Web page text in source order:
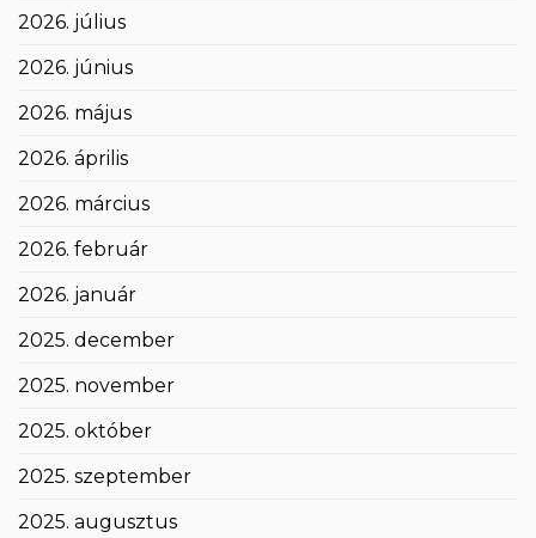
2026. július
2026. június
2026. május
2026. április
2026. március
2026. február
2026. január
2025. december
2025. november
2025. október
2025. szeptember
2025. augusztus